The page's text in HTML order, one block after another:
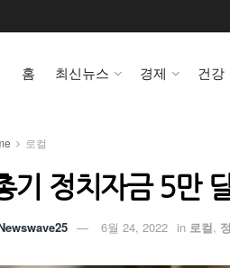
홈 최신뉴스 경제 건강
로컬
기 정치자금 5만
6월 24, 2022 in 로컬,